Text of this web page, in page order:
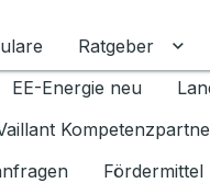
Ratgeber
EE-Energie neu
Fördermittel